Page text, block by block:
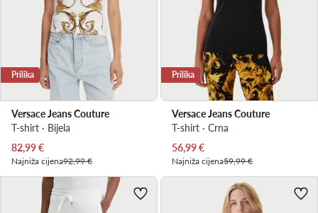
Prilika
Versace Jeans Couture
T-shirt · Bijela
Trenutna cijena
82,99€
Najniža cijena92,99 €
Prilika
Versace Jeans Couture
T-shirt · Crna
Trenutna cijena
56,99€
Najniža cijena59,99 €